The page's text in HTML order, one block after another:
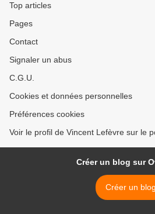
Top articles
Pages
Contact
Signaler un abus
C.G.U.
Cookies et données personnelles
Préférences cookies
Voir le profil de Vincent Lefèvre sur le
Créer un blog sur
Créer un blog